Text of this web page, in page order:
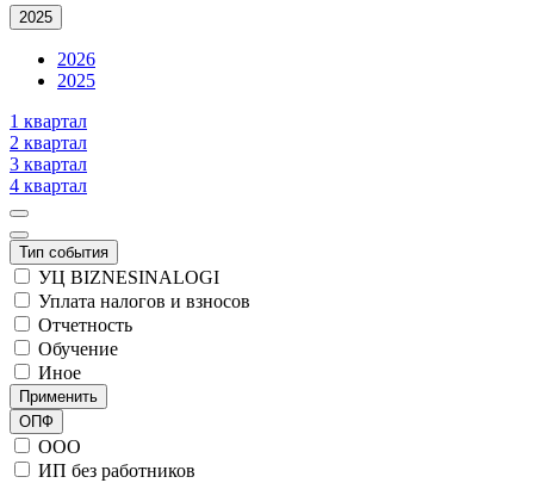
2025
2026
2025
1 квартал
2 квартал
3 квартал
4 квартал
Тип события
УЦ BIZNESINALOGI
Уплата налогов и взносов
Отчетность
Обучение
Иное
Применить
ОПФ
ООО
ИП без работников